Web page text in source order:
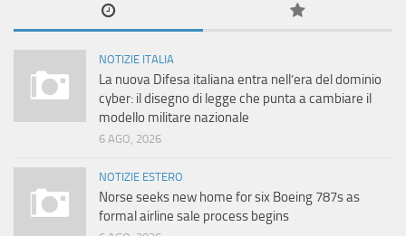
NOTIZIE ITALIA
La nuova Difesa italiana entra nell’era del dominio
cyber: il disegno di legge che punta a cambiare il
modello militare nazionale
6 AGO, 2026
NOTIZIE ESTERO
Norse seeks new home for six Boeing 787s as
formal airline sale process begins